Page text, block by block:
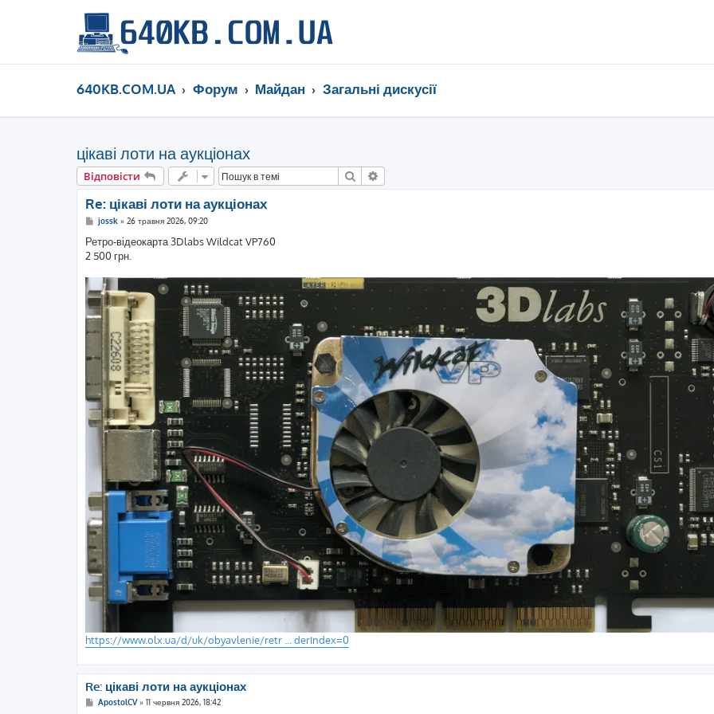
640KB.COM.UA Форум Майдан Загальні дискусії
цікаві лоти на аукціонах
Відповісти Пошук
Re: цікаві лоти на аукціонах
П
в
і
д
м
е
н
н
jossk» 26 травня 2026, 09:20
Ретро-відеокарта 3Dlabs Wildcat VP760
2 500 грн.
https://www.olx.ua/d/uk/obyavlenie/retr ... derIndex=0
Re: цікаві лоти на аукціонах
ПApostolCV» 11 червня 2026, 18:42